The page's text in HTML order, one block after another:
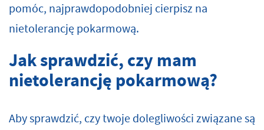
pomóc, najprawdopodobniej cierpisz na
nietolerancję pokarmową.
Jak sprawdzić, czy mam
nietolerancję pokarmową?
Aby sprawdzić, czy twoje dolegliwości związane są